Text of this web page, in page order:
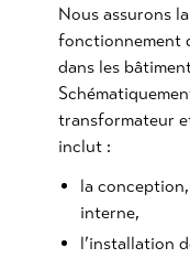
Nous assurons
fonctionnement
dans les
transformateur
inclut :
la
interne,
l’installation